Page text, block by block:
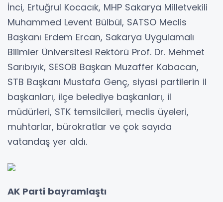
İnci, Ertuğrul Kocacık, MHP Sakarya Milletvekili
Muhammed Levent Bülbül, SATSO Meclis
Başkanı Erdem Ercan, Sakarya Uygulamalı
Bilimler Üniversitesi Rektörü Prof. Dr. Mehmet
Sarıbıyık, SESOB Başkan Muzaffer Kabacan,
STB Başkanı Mustafa Genç, siyasi partilerin il
başkanları, ilçe belediye başkanları, il
müdürleri, STK temsilcileri, meclis üyeleri,
muhtarlar, bürokratlar ve çok sayıda
vatandaş yer aldı.
AK Parti bayramlaştı